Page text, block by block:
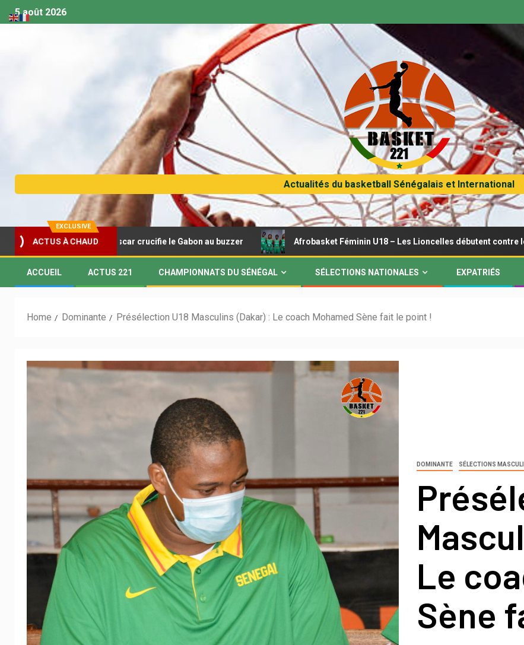
5 août 2026
Actualités du basketball Sénégalais et International
EXCLUSIVE
ACTUS À CHAUD
U18 – Madagascar crucifie le Gabon au buzzer Afrobasket Féminin U18 – Les Lioncelles débutent contre le
ACCUEIL ACTUS 221 CHAMPIONNATS DU SÉNÉGAL SÉLECTIONS NATIONALES EXPATRIÉS
Home Dominante Présélection U18 Masculins (Dakar) : Le coach Mohamed Sène fait le point !
DOMINANTE SÉLECTIONS
Le
Sène